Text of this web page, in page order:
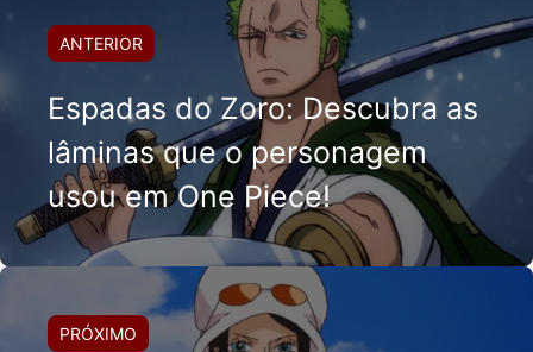
ANTERIOR
Espadas do Zoro: Descubra as
lâminas que o personagem
usou em One Piece!
PRÓXIMO